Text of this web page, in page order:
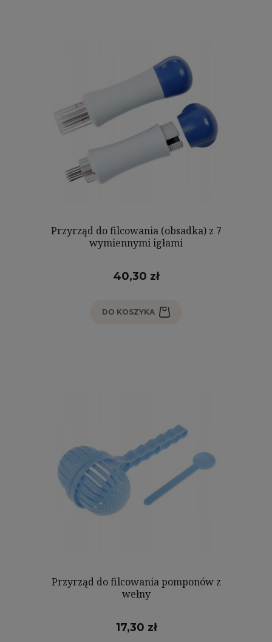
Przyrząd do filcowania (obsadka) z 7
wymiennymi igłami
40,30 zł
DO KOSZYKA
Przyrząd do filcowania pomponów z
wełny
17,30 zł